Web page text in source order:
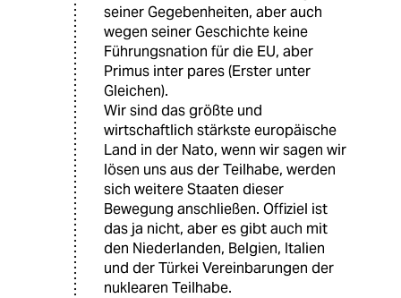
seiner Gegebenheiten, aber auch
wegen seiner Geschichte keine
Führungsnation für die EU, aber
Primus inter pares (Erster unter
Gleichen).
Wir sind das größte und
wirtschaftlich stärkste europäische
Land in der Nato, wenn wir sagen wir
lösen uns aus der Teilhabe, werden
sich weitere Staaten dieser
Bewegung anschließen. Offiziel ist
das ja nicht, aber es gibt auch mit
den Niederlanden, Belgien, Italien
und der Türkei Vereinbarungen der
nuklearen Teilhabe.